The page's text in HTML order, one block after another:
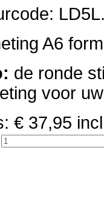
A6
de ronde
voor
€ 37,95